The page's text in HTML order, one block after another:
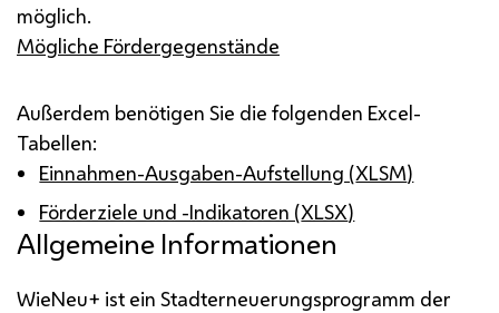
möglich.
Mögliche Fördergegenstände
Außerdem benötigen Sie die folgenden Excel-
Tabellen:
Einnahmen-Ausgaben-Aufstellung (XLSM)
Förderziele und -Indikatoren (XLSX)
Allgemeine Informationen
WieNeu+ ist ein Stadterneuerungsprogramm der